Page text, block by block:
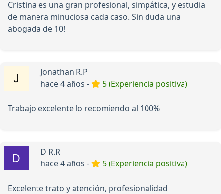
Cristina es una gran profesional, simpática, y estudia
de manera minuciosa cada caso. Sin duda una
abogada de 10!
Jonathan R.P
hace 4 años -
5 (Experiencia positiva)
Trabajo excelente lo recomiendo al 100%
D R.R
hace 4 años -
5 (Experiencia positiva)
Excelente trato y atención, profesionalidad